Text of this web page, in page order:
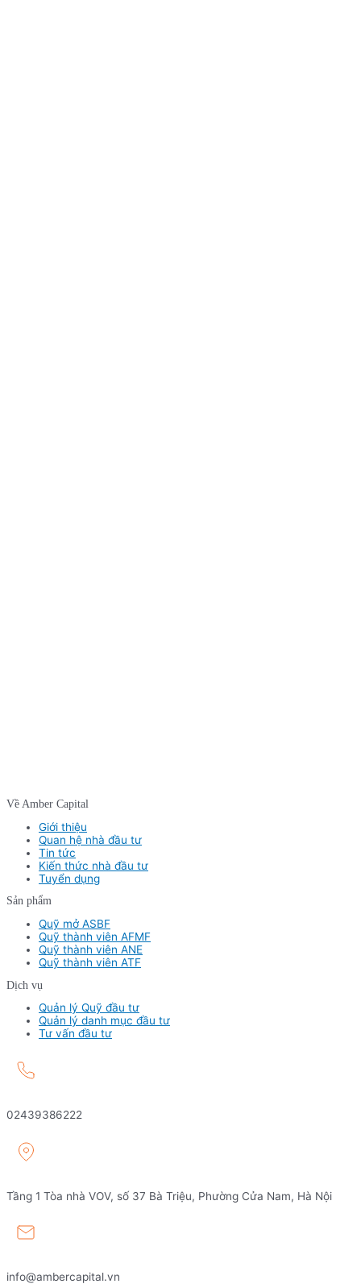
Về Amber Capital
Giới thiệu
Quan hệ nhà đầu tư
Tin tức
Kiến thức nhà đầu tư
Tuyển dụng
Sản phẩm
Quỹ mở ASBF
Quỹ thành viên AFMF
Quỹ thành viên ANE
Quỹ thành viên ATF
Dịch vụ
Quản lý Quỹ đầu tư
Quản lý danh mục đầu tư
Tư vấn đầu tư
02439386222
Tầng 1 Tòa nhà VOV, số 37 Bà Triệu, Phường Cửa Nam, Hà Nội
info@ambercapital.vn